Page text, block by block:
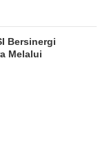
Bersinergi
Melalui